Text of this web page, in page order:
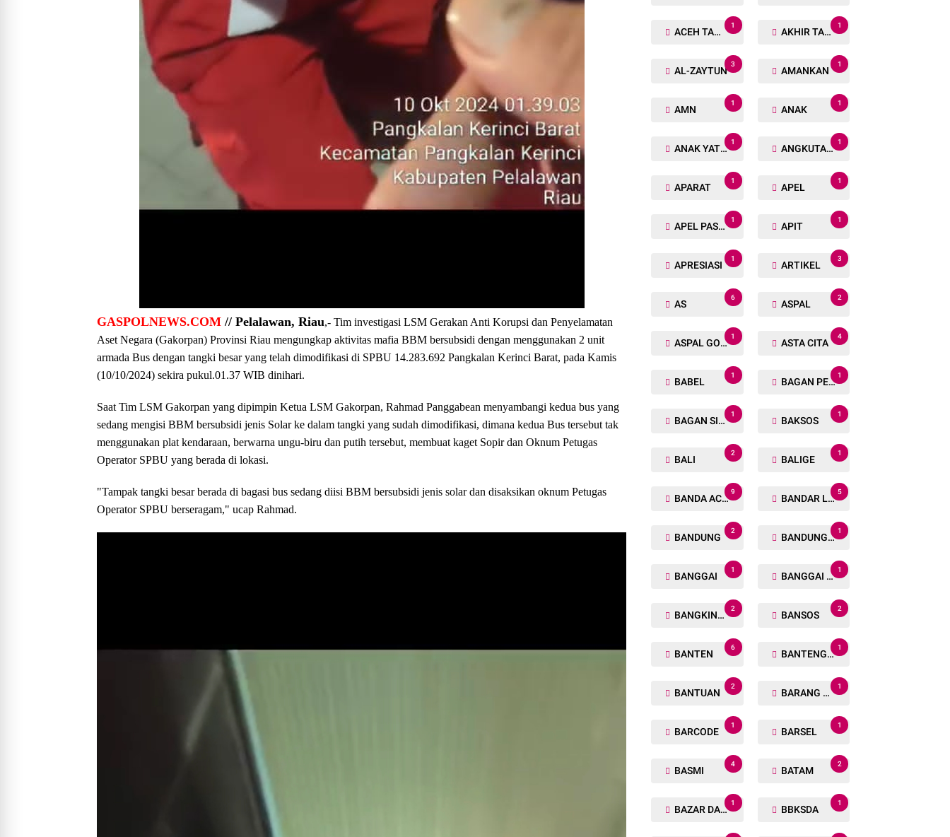
GASPOLNEWS.COM // Pelalawan, Riau,- Tim investigasi LSM Gerakan Anti Korupsi dan Penyelamatan
Aset Negara (Gakorpan) Provinsi Riau mengungkap aktivitas mafia BBM bersubsidi dengan menggunakan 2 unit
armada Bus dengan tangki besar yang telah dimodifikasi di SPBU 14.283.692 Pangkalan Kerinci Barat, pada Kamis
(10/10/2024) sekira pukul.01.37 WIB dinihari.
Saat Tim LSM Gakorpan yang dipimpin Ketua LSM Gakorpan, Rahmad Panggabean menyambangi kedua bus yang
sedang mengisi BBM bersubsidi jenis Solar ke dalam tangki yang sudah dimodifikasi, dimana kedua Bus tersebut tak
menggunakan plat kendaraan, berwarna ungu-biru dan putih tersebut, membuat kaget Sopir dan Oknum Petugas
Operator SPBU yang berada di lokasi.
"Tampak tangki besar berada di bagasi bus sedang diisi BBM bersubsidi jenis solar dan disaksikan oknum Petugas
Operator SPBU berseragam," ucap Rahmad.
ACEH TAMIANG
1
AKHIR TAHUN
1
AL-ZAYTUN
3
AMANKAN
1
AMN
1
ANAK
1
ANAK YATIM
1
ANGKUTAN TRANSPORTASI
1
APARAT
1
APEL
1
APEL PASUKAN
1
APIT
1
APRESIASI
1
ARTIKEL
3
AS
6
ASPAL
2
ASPAL GORENG
1
ASTA CITA
4
BABEL
1
BAGAN PETE
1
BAGAN SIAPIN API
1
BAKSOS
1
BALI
2
BALIGE
1
BANDA ACEH
9
BANDAR LAMPUNG
5
BANDUNG
2
BANDUNG BARAT
1
BANGGAI
1
BANGGAI LAUT
1
BANGKINANG
2
BANSOS
2
BANTEN
6
BANTENG RAIDERS
1
BANTUAN
2
BARANG TUAKA
1
BARCODE
1
BARSEL
1
BASMI
4
BATAM
2
BAZAR DAN BAKSOS RAMADHAN
1
BBKSDA
1